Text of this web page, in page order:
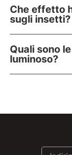
Che effetto
sugli insetti?
Quali sono
luminoso?